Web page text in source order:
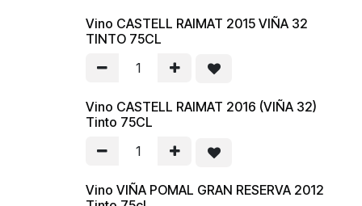
Vino CASTELL RAIMAT 2015 VIÑA 32
TINTO 75CL
Vino CASTELL RAIMAT 2016 (VIÑA 32)
Tinto 75CL
Vino VIÑA POMAL GRAN RESERVA 2012